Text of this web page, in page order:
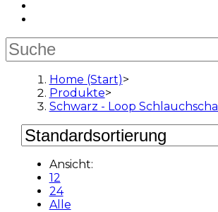
Home (Start)>
Produkte>
Schwarz - Loop Schlauchschal
Ansicht:
12
24
Alle